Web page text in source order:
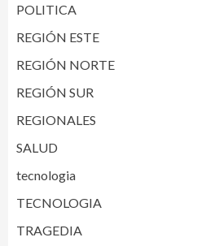
POLITICA
REGIÓN ESTE
REGIÓN NORTE
REGIÓN SUR
REGIONALES
SALUD
tecnologia
TECNOLOGIA
TRAGEDIA